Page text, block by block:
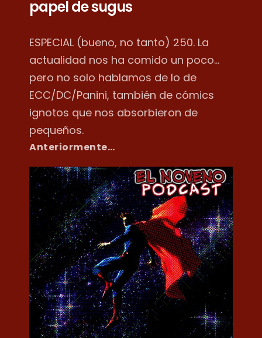
papel de sugus
ESPECIAL (bueno, no tanto) 250. La
actualidad nos ha comido un poco...
pero no solo hablamos de lo de
ECC/DC/Panini, también de cómics
ignotos que nos absorbieron de
pequeños.
Anteriormente…